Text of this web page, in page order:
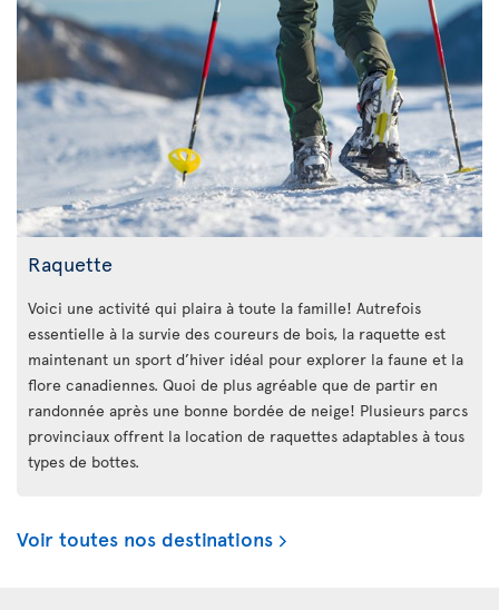
Raquette
Voici une activité qui plaira à toute la famille! Autrefois
essentielle à la survie des coureurs de bois, la raquette est
maintenant un sport d’hiver idéal pour explorer la faune et la
flore canadiennes. Quoi de plus agréable que de partir en
randonnée après une bonne bordée de neige! Plusieurs parcs
provinciaux offrent la location de raquettes adaptables à tous
types de bottes.
Voir toutes nos destinations